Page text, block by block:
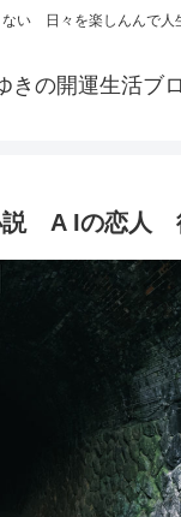
ない 日々を楽しんんで人
きの開運生活ブ
説 A Iの恋人